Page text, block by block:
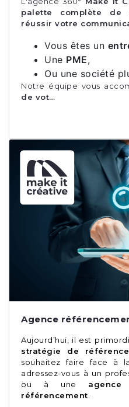
palette complète de
réussir votre
Vous êtes un
Une PME,
Ou une société
Notre équipe vous
de vot…
Agence
Aujourd’hui, il est
stratégie de
souhaitez faire face à
adressez-vous à un
ou à une
référencement